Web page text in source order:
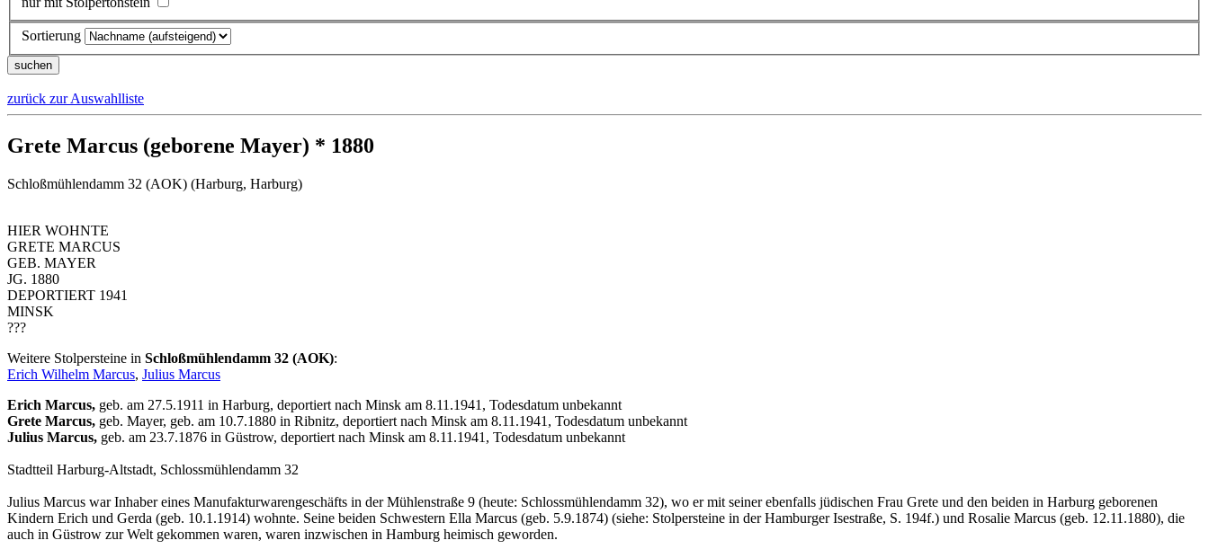
Sortierung
zurück zur Auswahlliste
Grete Marcus (geborene Mayer) * 1880
Schloßmühlendamm 32 (AOK) (Harburg, Harburg)
HIER WOHNTE
GRETE MARCUS
GEB. MAYER
JG. 1880
DEPORTIERT 1941
MINSK
???
Weitere Stolpersteine in Schloßmühlendamm 32 (AOK):
Erich Wilhelm Marcus, Julius Marcus
Erich Marcus, geb. am 27.5.1911 in Harburg, deportiert nach Minsk am 8.11.1941, Todesdatum unbekannt
Grete Marcus, geb. Mayer, geb. am 10.7.1880 in Ribnitz, deportiert nach Minsk am 8.11.1941, Todesdatum unbekannt
Julius Marcus, geb. am 23.7.1876 in Güstrow, deportiert nach Minsk am 8.11.1941, Todesdatum unbekannt
Stadtteil Harburg-Altstadt, Schlossmühlendamm 32
Julius Marcus war Inhaber eines Manufakturwarengeschäfts in der Mühlenstraße 9 (heute: Schlossmühlendamm 32), wo er mit seiner ebenfalls jüdischen Frau Grete und den beiden in Harburg geborenen
Kindern Erich und Gerda (geb. 10.1.1914) wohnte. Seine beiden Schwestern Ella Marcus (geb. 5.9.1874) (siehe: Stolpersteine in der Hamburger Isestraße, S. 194f.) und Rosalie Marcus (geb. 12.11.1880), die
auch in Güstrow zur Welt gekommen waren, waren inzwischen in Hamburg heimisch geworden.